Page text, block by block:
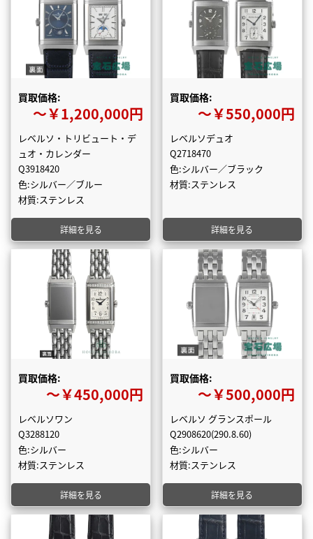
買取価格:
〜￥1,200,000円
レベルソ・トリビュート・デ
ュオ・カレンダー
Q3918420
色:シルバー／ブルー
材質:ステンレス
詳細を見る
買取価格:
〜￥550,000円
レベルソデュオ
Q2718470
色:シルバー／ブラック
材質:ステンレス
詳細を見る
買取価格:
〜￥450,000円
レベルソワン
Q3288120
色:シルバー
材質:ステンレス
詳細を見る
買取価格:
〜￥500,000円
レベルソ グランスポール
Q2908620(290.8.60)
色:シルバー
材質:ステンレス
詳細を見る